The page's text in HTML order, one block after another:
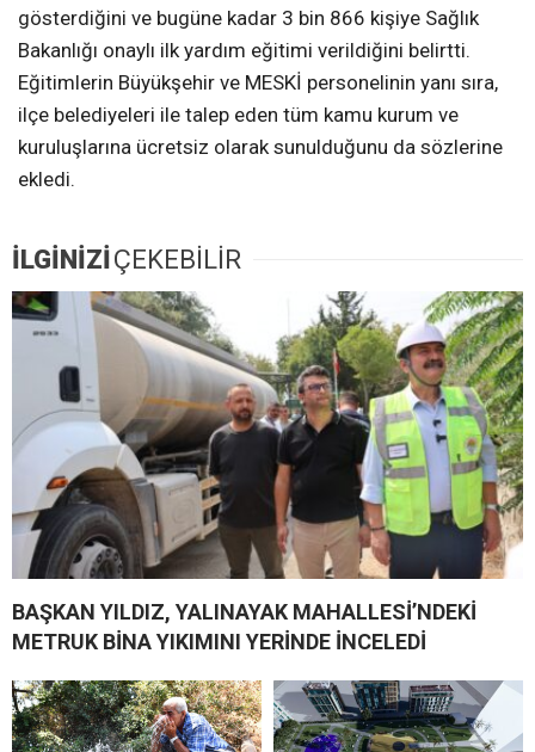
gösterdiğini ve bugüne kadar 3 bin 866 kişiye Sağlık
Bakanlığı onaylı ilk yardım eğitimi verildiğini belirtti.
Eğitimlerin Büyükşehir ve MESKİ personelinin yanı sıra,
ilçe belediyeleri ile talep eden tüm kamu kurum ve
kuruluşlarına ücretsiz olarak sunulduğunu da sözlerine
ekledi.
İLGİNİZİ ÇEKEBİLİR
BAŞKAN YILDIZ, YALINAYAK MAHALLESİ’NDEKİ
METRUK BİNA YIKIMINI YERİNDE İNCELEDİ